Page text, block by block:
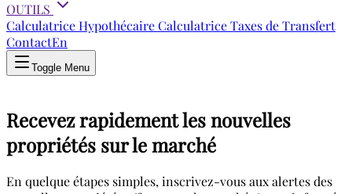
OUTILS
Calculatrice HypothécaireCalculatrice Taxes de Transfert
ContactEn
Toggle Menu
Recevez rapidement les nouvelles
propriétés sur le marché
En quelque étapes simples, inscrivez-vous aux alertes des